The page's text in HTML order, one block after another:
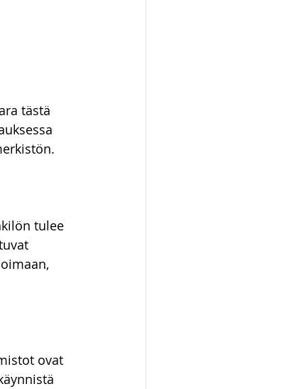
tästä
tulee
ovat